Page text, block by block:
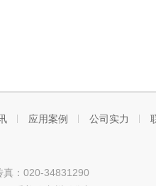
应用案例 公司实力
：020-34831290